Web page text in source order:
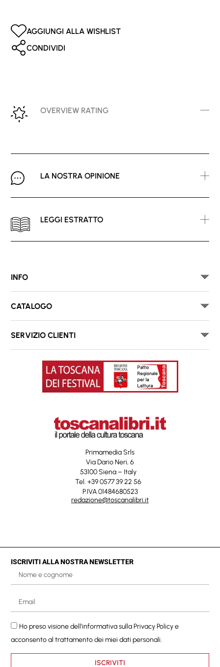
AGGIUNGI ALLA WISHLIST
CONDIVIDI
OVERVIEW RATING
LA NOSTRA OPINIONE
LEGGI ESTRATTO
INFO
CATALOGO
SERVIZIO CLIENTI
Primamedia Srls
Via Dario Neri, 6
53100 Siena – Italy
Tel. +39 0577 39 22 56
P.IVA 01484680523
redazione@toscanalibri.it
ISCRIVITI ALLA NOSTRA NEWSLETTER
Ho preso visione dell'informativa sullaPrivacy Policye
acconsento al trattamento dei miei dati personali.
ISCRIVITI